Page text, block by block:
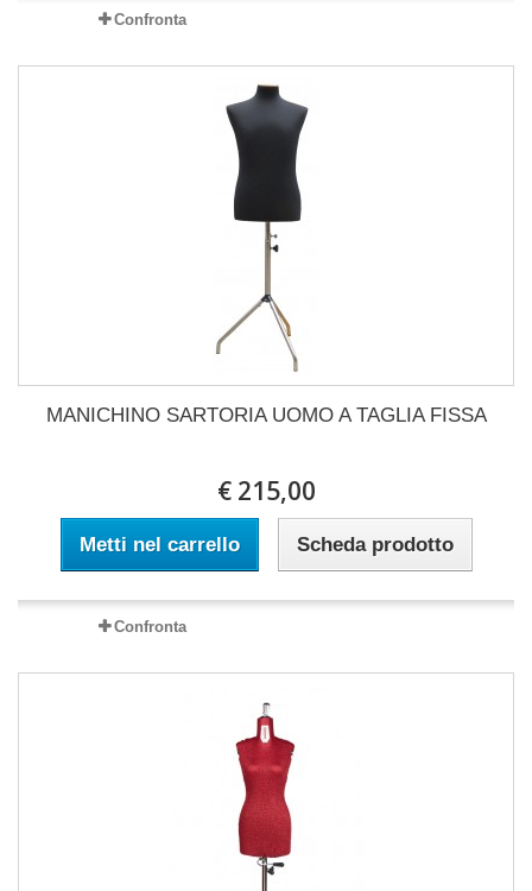
Confronta
MANICHINO SARTORIA UOMO A TAGLIA FISSA
€ 215,00
Metti nel carrello Scheda prodotto
Confronta